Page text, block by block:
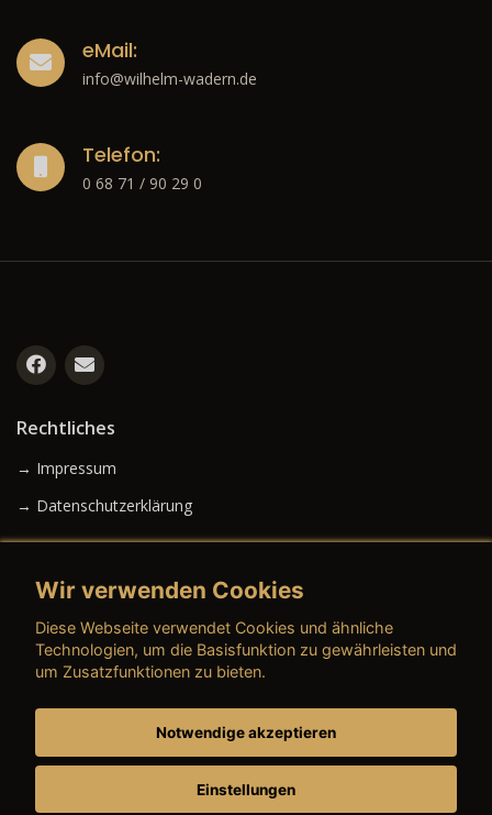
eMail:
info@wilhelm-wadern.de
Telefon:
0 68 71 / 90 29 0
Rechtliches
→ Impressum
→ Datenschutzerklärung
→ AGB (Gebrauchtwagen)
→ AGB (Dienstleistungen)
Wir verwenden Cookies
Diese Webseite verwendet Cookies und ähnliche
Technologien, um die Basisfunktion zu gewährleisten und
um Zusatzfunktionen zu bieten.
Notwendige akzeptieren
Einstellungen